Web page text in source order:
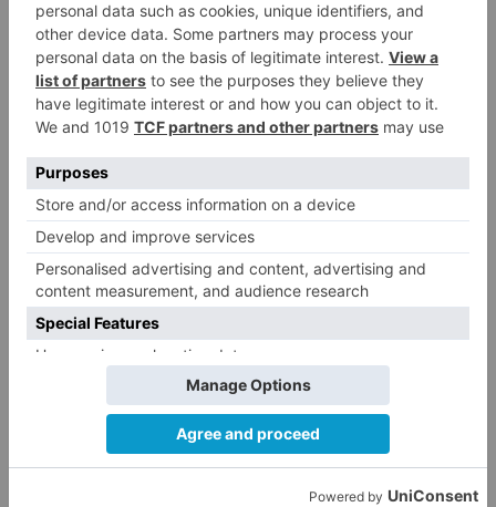
4
CCOO Burgos tramita más de 200
expedientes de regularización
de inmigrantes
El PSOE denuncia que las
piscinas municipales de Burgos
desinfección obligatoria contra
plagas
LO ÚLTIMO
1
Calor y posibles tormentas en
2
Felix Gall asalta el liderato con